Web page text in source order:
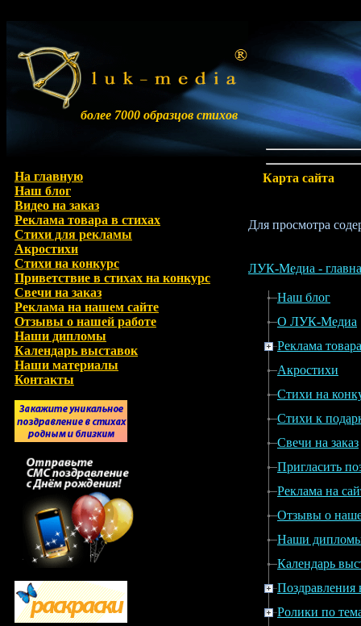
более 7000 образцов стихов
На главную
Наш блог
Видео на заказ
Реклама товара в стихах
Стихи для рекламы
Акростихи
Стихи на конкурс
Приветствие в стихах на конкурс
Свечи на заказ
Реклама на нашем сайте
Отзывы о нашей работе
Наши дипломы
Календарь выставок
Наши материалы
Контакты
Карта сайта
Для просмотра
ЛУК-Медиа -
Наш блог
О ЛУК-Медиа
Реклама
Акростихи
Стихи на
Стихи к
Свечи на заказ
Пригласить
Реклама на
Отзывы о
Наши
Календарь
Поздравления
Ролики по